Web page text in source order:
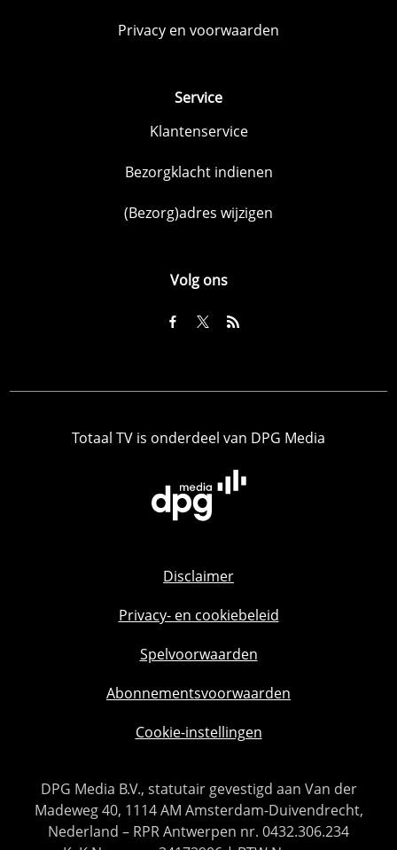
Privacy en voorwaarden
Service
Klantenservice
Bezorgklacht indienen
(Bezorg)adres wijzigen
Volg ons
Totaal TV is onderdeel van DPG Media
Disclaimer
Privacy- en cookiebeleid
Spelvoorwaarden
Abonnementsvoorwaarden
Cookie-instellingen
DPG Media B.V., statutair gevestigd aan Van der
Madeweg 40, 1114 AM Amsterdam-Duivendrecht,
Nederland – RPR Antwerpen nr. 0432.306.234